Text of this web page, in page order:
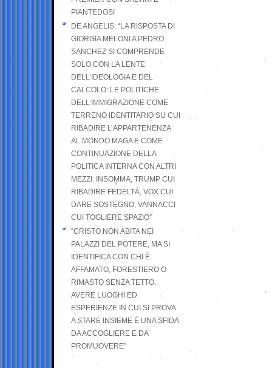
PIANTEDOSI
DE ANGELIS: “LA RISPOSTA DI
GIORGIA MELONI A PEDRO
SANCHEZ SI COMPRENDE
SOLO CON LA LENTE
DELL’IDEOLOGIA E DEL
CALCOLO: LE POLITICHE
DELL’IMMIGRAZIONE COME
TERRENO IDENTITARIO SU CUI
RIBADIRE L’APPARTENENZA
AL MONDO MAGA E COME
CONTINUAZIONE DELLA
POLITICA INTERNA CON ALTRI
MEZZI. INSOMMA, TRUMP CUI
RIBADIRE FEDELTÀ, VOX CUI
DARE SOSTEGNO, VANNACCI
CUI TOGLIERE SPAZIO”
“CRISTO NON ABITA NEI
PALAZZI DEL POTERE, MA SI
IDENTIFICA CON CHI È
AFFAMATO, FORESTIERO O
RIMASTO SENZA TETTO.
AVERE LUOGHI ED
ESPERIENZE IN CUI SI PROVA
A STARE INSIEME È UNA SFIDA
DA ACCOGLIERE E DA
PROMUOVERE”